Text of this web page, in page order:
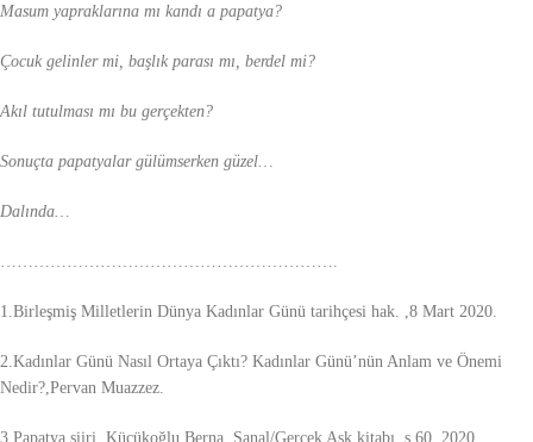
Masum yapraklarına mı kandı a papatya?
Çocuk gelinler mi, başlık parası mı, berdel mi?
Akıl tutulması mı bu gerçekten?
Sonuçta papatyalar gülümserken güzel…
Dalında…
1.Birleşmiş Milletlerin Dünya Kadınlar Günü tarihçesi hak. ,8 Mart 2020.
2.Kadınlar Günü Nasıl Ortaya Çıktı? Kadınlar Günü’nün Anlam ve Önemi
Nedir?,Pervan Muazzez.
3.Papatya şiiri, Küçükoğlu Berna, Sanal/Gerçek Aşk kitabı, s.60, 2020.